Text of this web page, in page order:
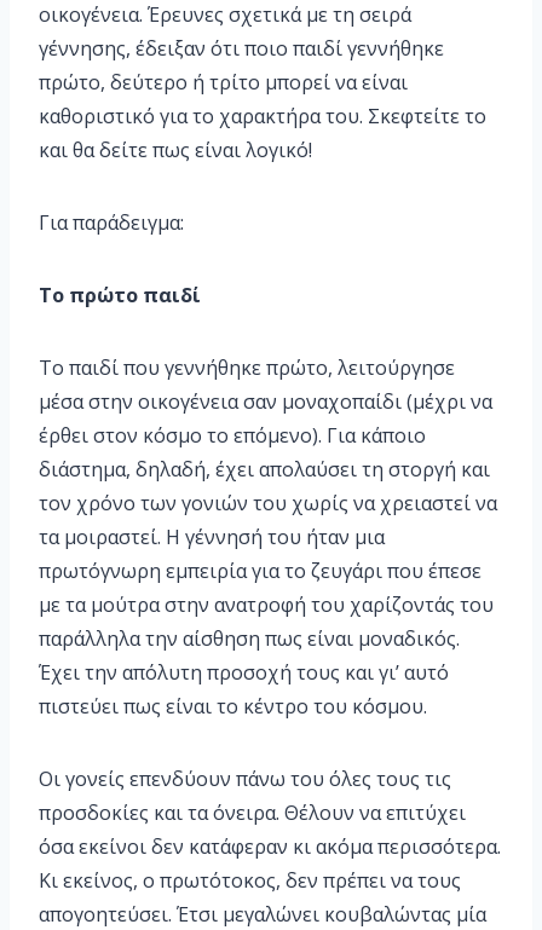
οικογένεια. Έρευνες σχετικά με τη σειρά
γέννησης, έδειξαν ότι ποιο παιδί γεννήθηκε
πρώτο, δεύτερο ή τρίτο μπορεί να είναι
καθοριστικό για το χαρακτήρα του. Σκεφτείτε το
και θα δείτε πως είναι λογικό!
Για παράδειγμα:
Το πρώτο παιδί
Το παιδί που γεννήθηκε πρώτο, λειτούργησε
μέσα στην οικογένεια σαν μοναχοπαίδι (μέχρι να
έρθει στον κόσμο το επόμενο). Για κάποιο
διάστημα, δηλαδή, έχει απολαύσει τη στοργή και
τον χρόνο των γονιών του χωρίς να χρειαστεί να
τα μοιραστεί. Η γέννησή του ήταν μια
πρωτόγνωρη εμπειρία για το ζευγάρι που έπεσε
με τα μούτρα στην ανατροφή του χαρίζοντάς του
παράλληλα την αίσθηση πως είναι μοναδικός.
Έχει την απόλυτη προσοχή τους και γι’ αυτό
πιστεύει πως είναι το κέντρο του κόσμου.
Οι γονείς επενδύουν πάνω του όλες τους τις
προσδοκίες και τα όνειρα. Θέλουν να επιτύχει
όσα εκείνοι δεν κατάφεραν κι ακόμα περισσότερα.
Κι εκείνος, ο πρωτότοκος, δεν πρέπει να τους
απογοητεύσει. Έτσι μεγαλώνει κουβαλώντας μία